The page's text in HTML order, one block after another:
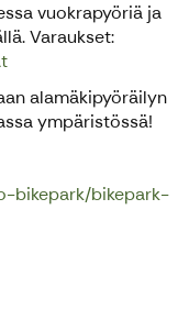
vuokrapyöriä ja
Varaukset:
alamäkipyöräilyn
ympäristössä!
bikepark/bikepark-